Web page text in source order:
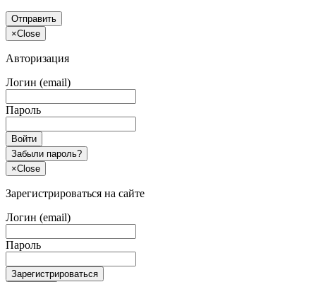
Отправить
×Close
Авторизация
Логин (email)
Пароль
Войти
Забыли пароль?
×Close
Зарегистрироваться на сайте
Логин (email)
Пароль
Зарегистрироваться